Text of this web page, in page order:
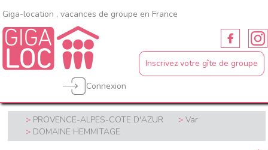
Giga-location , vacances de groupe en France
Inscrivez votre gîte de groupe
Connexion
PROVENCE-ALPES-COTE D'AZUR
Var
DOMAINE HEMMITAGE